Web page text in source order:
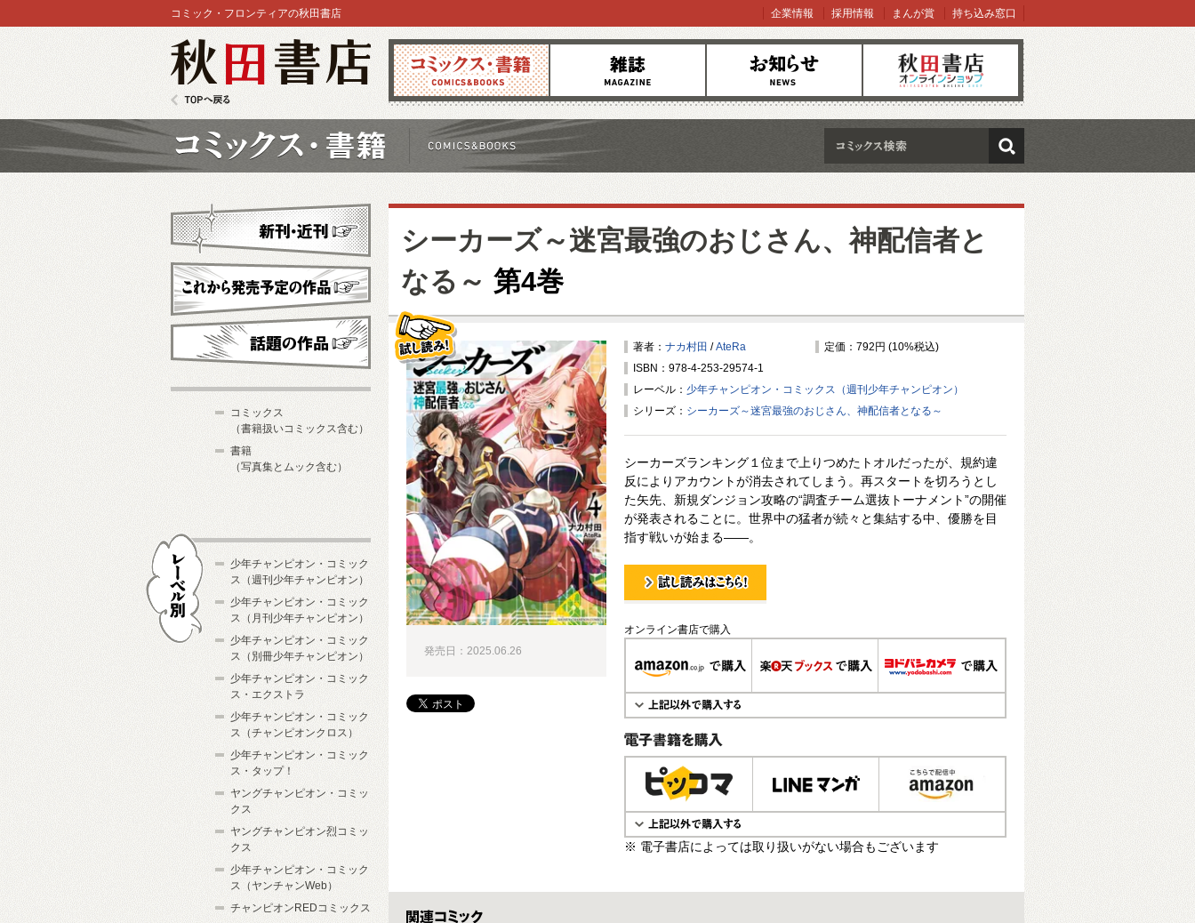
コミックス 雑誌 お知らせ オンラインショップ
コミック・フロンティアの秋田書店 企業情報 採用情報 まんが賞 持ち込み窓口
検索
シーカーズ～迷宮最強のおじさん、神配信者と
なる～ 第4巻
著者： ナカ村田 /AteRa
定価：792円 (10%税込)
ISBN：978-4-253-29574-1
レーベル： 少年チャンピオン・コミックス（週刊少年チャンピオン）
シリーズ： シーカーズ～迷宮最強のおじさん、神配信者となる～
シーカーズランキング１位まで上りつめたトオルだったが、規約違
反によりアカウントが消去されてしまう。再スタートを切ろうとし
た矢先、新規ダンジョン攻略の“調査チーム選抜トーナメント”の開催
が発表されることに。世界中の猛者が続々と集結する中、優勝を目
指す戦いが始まる――。
試し読み！
オンライン書店で購入
電子書籍で購入
※ 電子書店によっては取り扱いがない場合もございます
発売日：2025.06.26
新刊・近刊
これから発売予定
コミックス
（書籍扱いコミックス含む）
書籍
（写真集とムック含む）
少年チャンピオン・コミック
ス（週刊少年チャンピオン）
少年チャンピオン・コミック
ス（月刊少年チャンピオン）
少年チャンピオン・コミック
ス（別冊少年チャンピオン）
少年チャンピオン・コミック
ス・エクストラ
少年チャンピオン・コミック
ス（チャンピオンクロス）
少年チャンピオン・コミック
ス・タップ！
ヤングチャンピオン・コミッ
クス
ヤングチャンピオン烈コミッ
クス
少年チャンピオン・コミック
ス（ヤンチャンWeb）
チャンピオンREDコミックス